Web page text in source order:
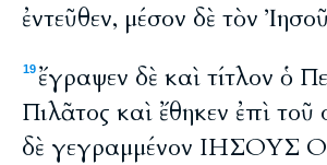
ἐντεῦθεν, μέσον δὲ τὸν
19 ἔγραψεν δὲ καὶ τίτλον ὁ
Πιλᾶτος καὶ ἔθηκεν ἐπὶ τοῦ
δὲ γεγραμμένον ΙΗΣΟΥΣ Ο